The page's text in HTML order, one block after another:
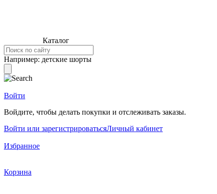
Каталог
Например: детские шорты
Войти
Войдите, чтобы делать покупки и отслеживать заказы.
Войти или зарегистрироватьсяЛичный кабинет
Избранное
Корзина